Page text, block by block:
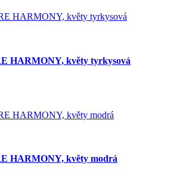
HARMONY, květy tyrkysová
HARMONY, květy modrá